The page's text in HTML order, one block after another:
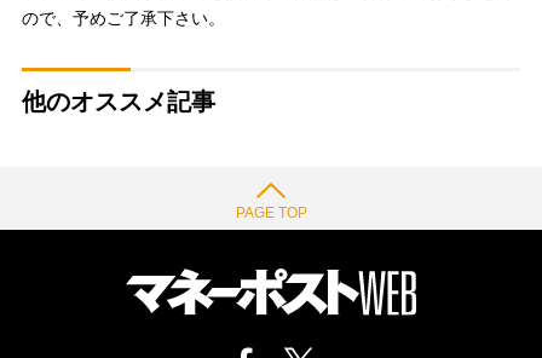
ので、予めご了承下さい。
他のオススメ記事
PAGE TOP